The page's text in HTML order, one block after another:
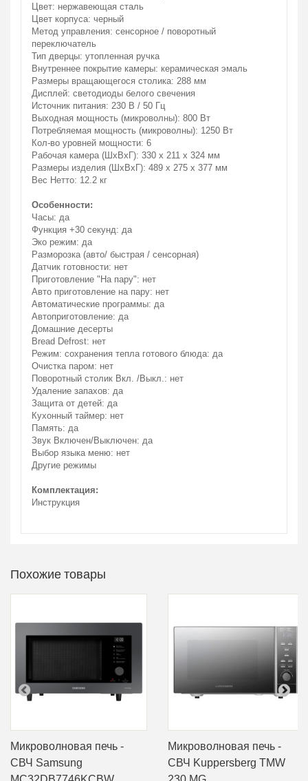
Цвет: нержавеющая сталь
Цвет корпуса: черный
Метод управления: сенсорное / поворотный
переключатель
Тип дверцы: утопленная ручка
Внутреннее покрытие камеры: керамическая эмаль
Размеры вращающегося столика: 288 мм
Дисплей: светодиоды белого свечения
Источник питания: 230 В / 50 Гц
Выходная мощность (микроволны): 800 Вт
Потребляемая мощность (микроволны): 1250 Вт
Кол-во уровней мощности: 6
Рабочая камера (ШxВxГ): 330 x 211 x 324 мм
Размеры изделия (ШxВxГ): 489 x 275 x 377 мм
Вес Нетто: 12.2 кг
Особенности:
Часы: да
Функция +30 секунд: да
Эко режим: да
Разморозка (авто/ быстрая / сенсорная)
Датчик готовности: нет
Приготовление "На пару": нет
Авто приготовление на пару: нет
Автоматические программы: да
Автоприготовление: да
Домашние десерты
Bread Defrost: нет
Режим: сохранения тепла готового блюда: да
Очистка паром: нет
Поворотный столик Вкл. /Выкл.: нет
Удаление запахов: да
Защита от детей: да
Кухонный таймер: нет
Память: да
Звук Включен/Выключен: да
Выбор языка меню: нет
Другие режимы
Комплектация:
Инструкция
Похожие товары
Микроволновая печь -
СВЧ Samsung
Микроволновая печь -
СВЧ Kuppersberg TMW